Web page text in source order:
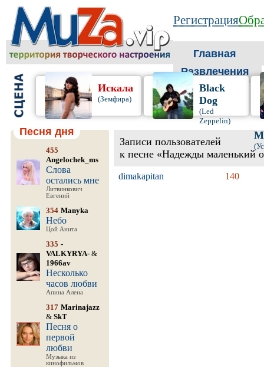
Регистрация
Главная
Развлечения
Искала
(Земфира)
Black
Dog
(Led
Zeppelin)
Песня дня
455
Angelochek_ms
Слова
остались мне
Литвинкович
Евгений
354 Manyka
Небо
Цой Анита
335 -
VALKYRYA- &
1966av
Несколько
часов любви
Апина Алена
317 Marinajazz
& SkT
Песня о
первой
любви
Музыка из
кинофильмов
Записи пользователей
к песне «Надежды маленький
dimakapitan 140